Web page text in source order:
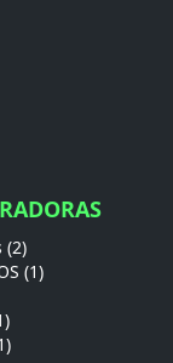
(1)